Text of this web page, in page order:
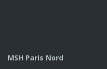
MSH Paris Nord